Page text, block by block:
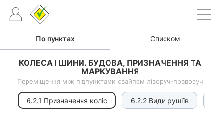
По пунктах Списком
КОЛЕСА І ШИНИ. БУДОВА, ПРИЗНАЧЕННЯ ТА
МАРКУВАННЯ
Переміщення між підпунктами свайпом ліворуч-праворуч
6.2.1 Призначення коліс 6.2.2 Види рушіїв